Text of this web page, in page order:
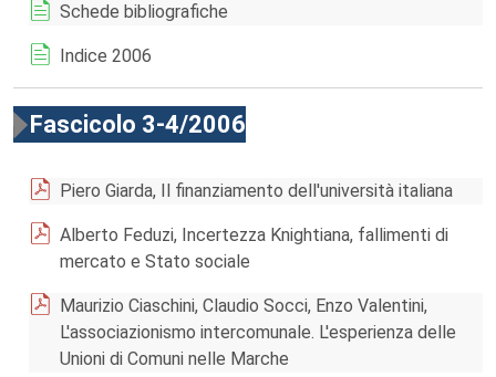
Schede bibliografiche
Indice 2006
Fascicolo 3-4/2006
Piero Giarda, Il finanziamento dell'università italiana
Alberto Feduzi, Incertezza Knightiana, fallimenti di
mercato e Stato sociale
Maurizio Ciaschini, Claudio Socci, Enzo Valentini,
L'associazionismo intercomunale. L'esperienza delle
Unioni di Comuni nelle Marche